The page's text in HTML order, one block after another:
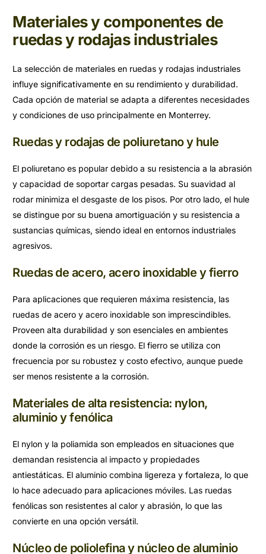
Materiales y componentes de
ruedas y rodajas industriales
La selección de materiales en ruedas y rodajas industriales
influye significativamente en su rendimiento y durabilidad.
Cada opción de material se adapta a diferentes necesidades
y condiciones de uso principalmente en Monterrey.
Ruedas y rodajas de poliuretano y hule
El poliuretano es popular debido a su resistencia a la abrasión
y capacidad de soportar cargas pesadas. Su suavidad al
rodar minimiza el desgaste de los pisos. Por otro lado, el hule
se distingue por su buena amortiguación y su resistencia a
sustancias químicas, siendo ideal en entornos industriales
agresivos.
Ruedas de acero, acero inoxidable y fierro
Para aplicaciones que requieren máxima resistencia, las
ruedas de acero y acero inoxidable son imprescindibles.
Proveen alta durabilidad y son esenciales en ambientes
donde la corrosión es un riesgo. El fierro se utiliza con
frecuencia por su robustez y costo efectivo, aunque puede
ser menos resistente a la corrosión.
Materiales de alta resistencia: nylon,
aluminio y fenólica
El nylon y la poliamida son empleados en situaciones que
demandan resistencia al impacto y propiedades
antiestáticas. El aluminio combina ligereza y fortaleza, lo que
lo hace adecuado para aplicaciones móviles. Las ruedas
fenólicas son resistentes al calor y abrasión, lo que las
convierte en una opción versátil.
Núcleo de poliolefina y núcleo de aluminio